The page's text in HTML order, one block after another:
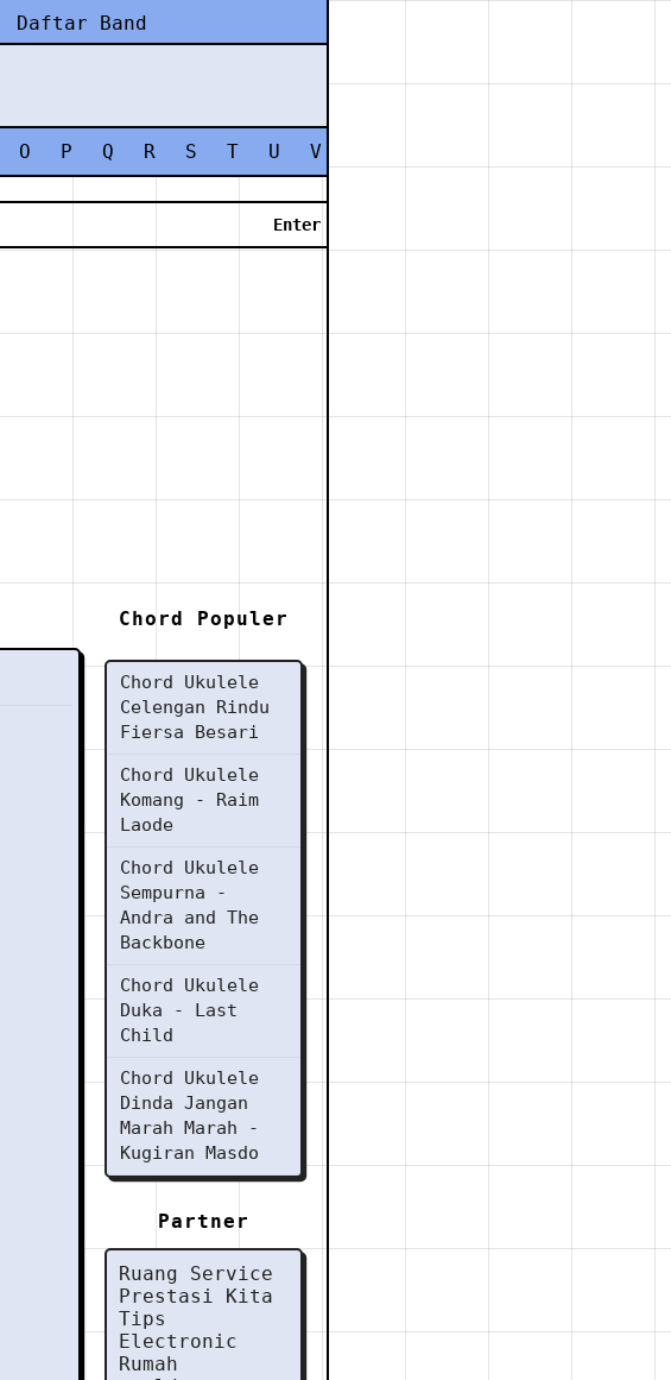
Daftar Band
O P Q R S T U V
Chord Populer
Chord Ukulele
Celengan Rindu
Fiersa Besari
Chord Ukulele
Komang - Raim
Laode
Chord Ukulele
Sempurna -
Andra and The
Backbone
Chord Ukulele
Duka - Last
Child
Chord Ukulele
Dinda Jangan
Marah Marah -
Kugiran Masdo
Partner
Ruang Service
Prestasi Kita
Tips
Electronic
Rumah